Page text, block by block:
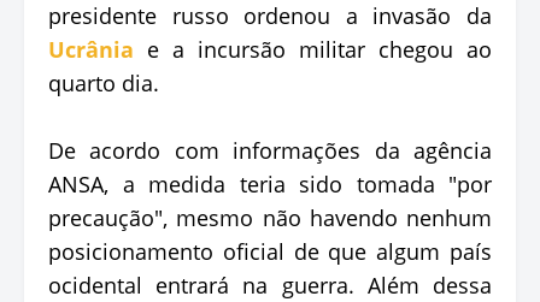
presidente russo ordenou a invasão da
Ucrânia e a incursão militar chegou ao
quarto dia.
De acordo com informações da agência
ANSA, a medida teria sido tomada "por
precaução", mesmo não havendo nenhum
posicionamento oficial de que algum país
ocidental entrará na guerra. Além dessa